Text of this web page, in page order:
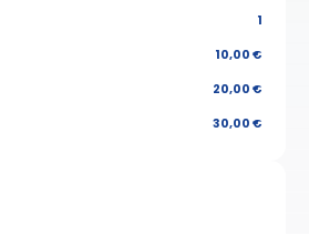
1
10,00 €
20,00 €
30,00 €